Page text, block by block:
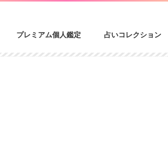
プレミアム個人鑑定 占いコレクション